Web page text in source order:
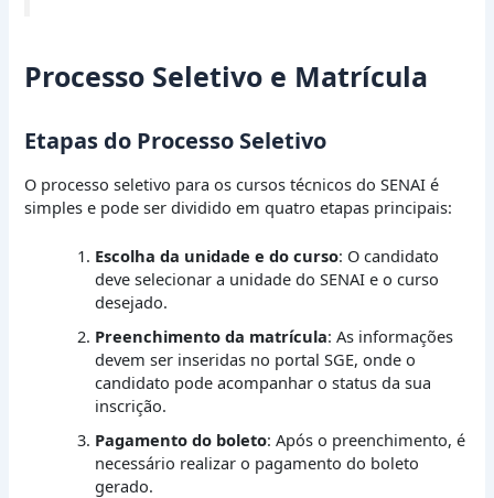
Processo Seletivo e Matrícula
Etapas do Processo Seletivo
O processo seletivo para os cursos técnicos do SENAI é
simples e pode ser dividido em quatro etapas principais:
Escolha da unidade e do curso: O candidato
deve selecionar a unidade do SENAI e o curso
desejado.
Preenchimento da matrícula: As informações
devem ser inseridas no portal SGE, onde o
candidato pode acompanhar o status da sua
inscrição.
Pagamento do boleto: Após o preenchimento, é
necessário realizar o pagamento do boleto
gerado.